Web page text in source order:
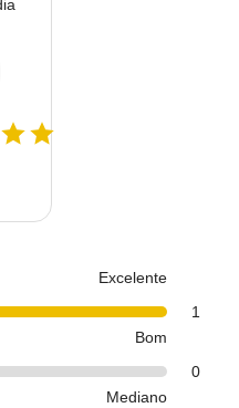
Excelente
1
Bom
0
Mediano